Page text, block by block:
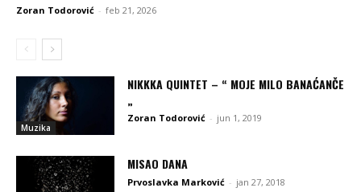
Zoran Todorović - feb 21, 2026
Muzika
NIKKKA QUINTET – “ MOJE MILO BANAĆANČE
„
Zoran Todorović - jun 1, 2019
MISAO DANA
Prvoslavka Marković - jan 27, 2018